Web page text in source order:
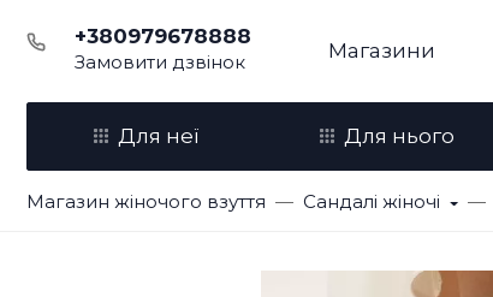
+380979678888
Замовити дзвінок Магазини
Для неї Для нього
Магазин жіночого взуття Сандалі жіночі